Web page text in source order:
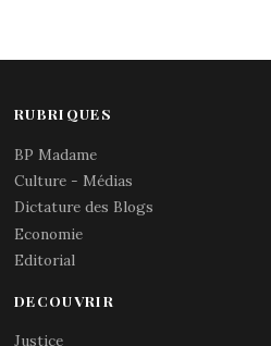
RUBRIQUES
BP Madame
Culture - Médias
Dictature des Blogs
Economie
Editorial
DECOUVRIR
Justice